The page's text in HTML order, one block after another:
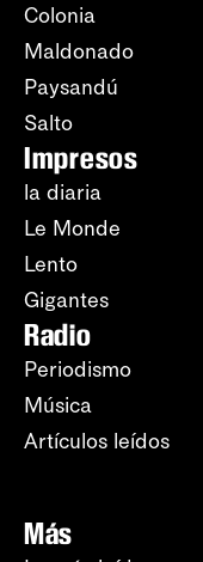
Colonia
Maldonado
Paysandú
Salto
Impresos
la diaria
Le Monde
Lento
Gigantes
Radio
Periodismo
Música
Artículos leídos
Más